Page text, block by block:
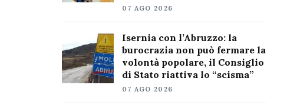
07 AGO 2026
Isernia con l’Abruzzo: la
burocrazia non può fermare la
volontà popolare, il Consiglio
di Stato riattiva lo “scisma”
07 AGO 2026